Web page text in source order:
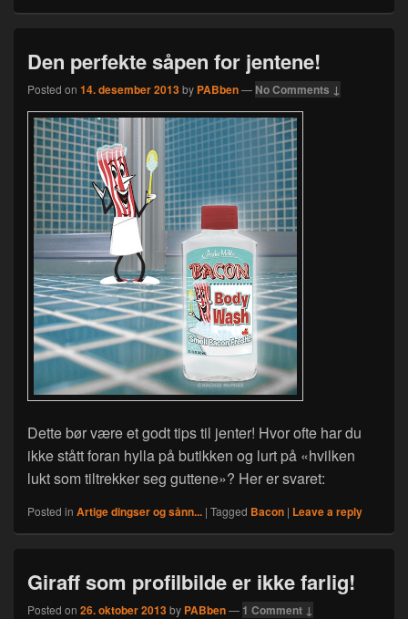
Den perfekte såpen for jentene!
Posted on 14. desember 2013by PABben— No Comments ↓
Dette bør være et godt tips til jenter! Hvor ofte har du
ikke stått foran hylla på butikken og lurt på «hvilken
lukt som tiltrekker seg guttene»? Her er svaret:
Posted in Artige dingser og sånn... | Tagged Bacon | Leave a reply
Giraff som profilbilde er ikke farlig!
Posted on 26. oktober 2013by PABben— 1 Comment ↓